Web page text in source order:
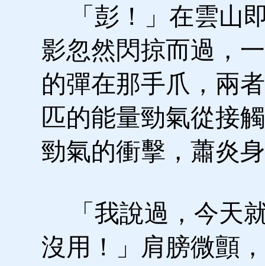
「彭！」在雲山
影忽然閃掠而過，
的彈在那手爪，兩
匹的能量勁氣從接
勁氣的衝擊，蕭炎
「我說過，今天
沒用！」肩膀微顫